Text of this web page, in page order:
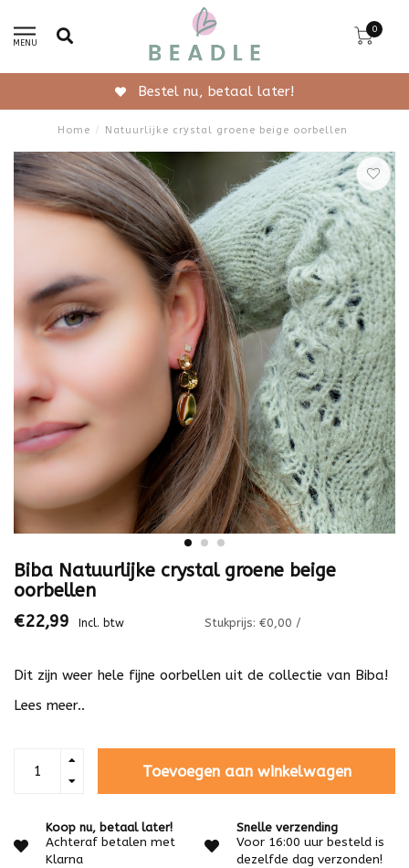
MENU
0
nu, betaal later!
Home / Natuurlijke crystal groene beige oorbellen
Biba Natuurlijke crystal groene beige
oorbellen
€22,99 Incl. btw Stukprijs: €0,00 /
Dit zijn weer hele fijne oorbellen uit de collectie van Biba!
Lees meer..
Toevoegen aan winkelwagen
Koop nu, betaal later!
Achteraf betalen met
Klarna
Snelle verzending
Voor 16:00 uur besteld is
dezelfde dag verzonden!